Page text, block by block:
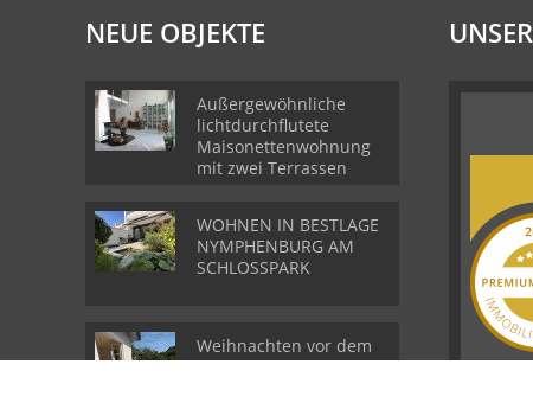
NEUE OBJEKTE
Außergewöhnliche
lichtdurchflutete
Maisonettenwohnung
mit zwei Terrassen
WOHNEN IN BESTLAGE
NYMPHENBURG AM
SCHLOSSPARK
Weihnachten vor dem
Kamin ! Toplage